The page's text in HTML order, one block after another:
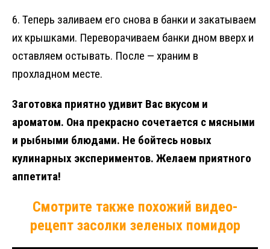
6. Теперь заливаем его снова в банки и закатываем
их крышками. Переворачиваем банки дном вверх и
оставляем остывать. После — храним в
прохладном месте.
Заготовка приятно удивит Вас вкусом и
ароматом. Она прекрасно сочетается с мясными
и рыбными блюдами. Не бойтесь новых
кулинарных экспериментов. Желаем приятного
аппетита!
Смотрите также похожий видео-
рецепт засолки зеленых помидор